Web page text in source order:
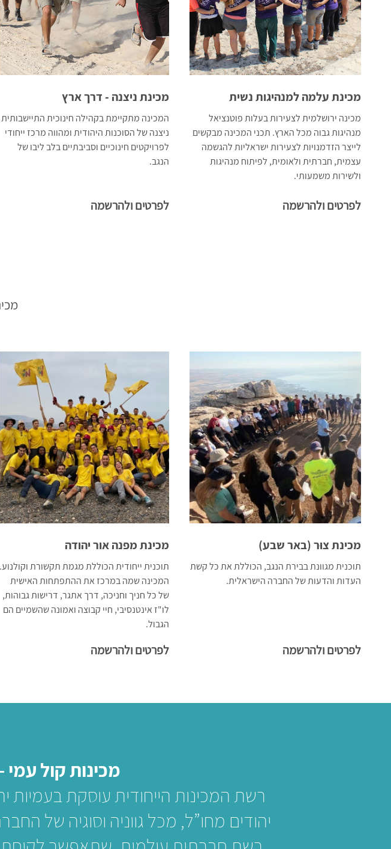
מכינת עלמה למנהיגות נשית
מכינה ירושלמית לצעירות בעלות פוטנציאל
מנהיגות גבוה מכל הארץ. תכני המכינה מבקשים
לייצר הזדמנויות לצעירות ישראליות להגשמה
עצמית, חברתית ולאומית, לפיתוח מנהיגות
ולשירות משמעותי.
לפרטים ולהרשמה
מכינת ניצנה - דרך ארץ
המכינה מתקיימת בקהילה חינוכית התיישבותית
ניצנה של הסוכנות היהודית ומהווה מרכז ייחודי
לפרויקטים חינוכיים וסביבתיים בלב ליבו של
הנגב.
לפרטים ולהרשמה
מכינת צוּר (באר שבע)
תוכנית מגוונת בבירת הנגב, הכוללת את כל קשת
העדות והדעות של החברה הישראלית.
לפרטים ולהרשמה
מכינת מפנה אור יהודה
תוכנית ייחודית הכוללת מגמת תקשורת וקולנוע.
המכינה שמה במרכז את ההתפתחות האישית
של כל חניך וחניכה, דרך אתגר, דרישות גבוהות,
לו"ז אינטנסיבי, חיי קבוצה ואמונה שהשמיים הם
הגבול.
לפרטים ולהרשמה
מכינות קול
רשת המכינות הייחודית עוסקת בעמיות
יהודים מחו”ל, מכל גווניה וסוגיה של